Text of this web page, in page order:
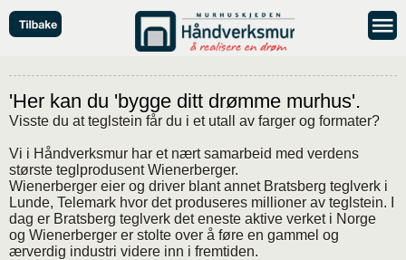
'Her kan du 'bygge ditt drømme murhus'.
Visste du at teglstein får du i et utall av farger og formater?
Vi i Håndverksmur har et nært samarbeid med verdens
største teglprodusent Wienerberger.
Wienerberger eier og driver blant annet Bratsberg teglverk i
Lunde, Telemark hvor det produseres millioner av teglstein. I
dag er Bratsberg teglverk det eneste aktive verket i Norge
og Wienerberger er stolte over å føre en gammel og
ærverdig industri videre inn i fremtiden.